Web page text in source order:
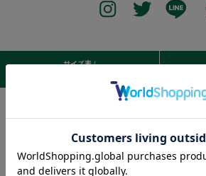
サイズ表 /